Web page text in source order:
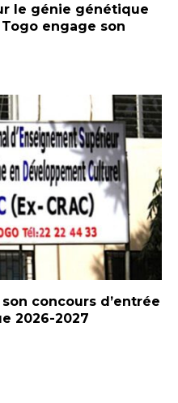
le génie génétique
engage son
concours d’entrée
2026-2027